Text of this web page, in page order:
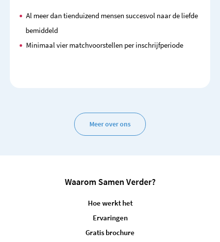
Al meer dan tienduizend mensen succesvol naar de liefde
bemiddeld
Minimaal vier matchvoorstellen per inschrijfperiode
Meer over ons
Waarom Samen Verder?
Hoe werkt het
Ervaringen
Gratis brochure